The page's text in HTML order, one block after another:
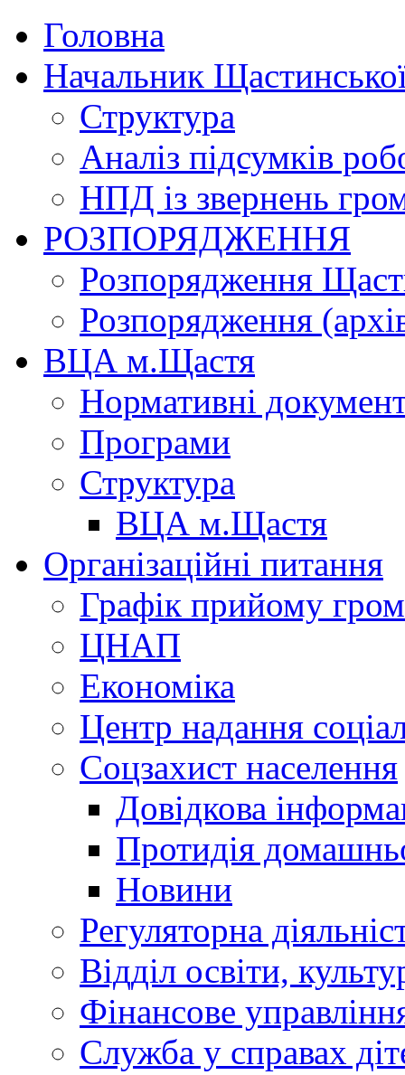
Головна
Начальник
Структура
Аналіз підсумків
НПД із звернень
РОЗПОРЯДЖЕННЯ
Розпорядження
Розпорядження
ВЦА м.Щастя
Нормативні
Програми
Структура
ВЦА м.Щастя
Організаційні питання
Графік прийому
ЦНАП
Економіка
Центр надання
Соцзахист населення
Довідкова
Протидія
Новини
Регуляторна
Відділ освіти,
Фінансове
Служба у справах